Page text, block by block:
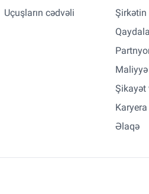
Uçuşların cədvəli
Şirkətin
Maliyyə
Şikayət
Karyera
Əlaqə